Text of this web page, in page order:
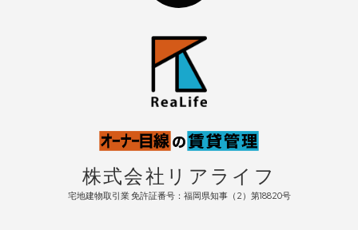
株式会社リアライフ
宅地建物取引業 免許証番号：福岡県知事（2）第18820号